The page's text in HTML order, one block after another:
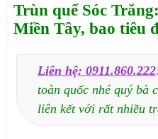
Trùn quế Sóc
Miền Tây, bao tiêu
Liên hệ: 0911.860.222
toàn quốc nhé quý bà
liên kết với rất nhiều